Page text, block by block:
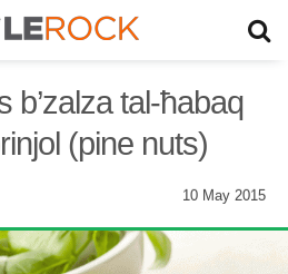
b’zalza tal-ħabaq
(pine nuts)
10 May 2015